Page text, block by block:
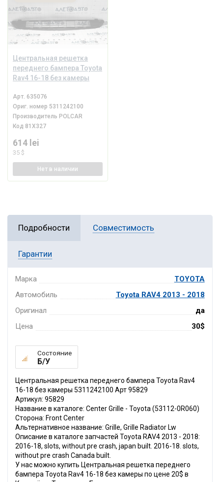
Центральная решетка
переднего бампера Toyota
Rav4 16-18 без камеры
Арт. 635076
Ориг. номер 5311242100
Производитель POLCAR
Код 81X327
614 lei
35 $
Нет в наличии
Подробности Совместимость
Гарантии
Марка
TOYOTA
Автомобиль
Toyota RAV4 2013 - 2018
Оригинал
да
Цена
30$
Состояние
Б/У
Центральная решетка переднего бампера Toyota Rav4
16-18 без камеры 5311242100 Арт 95829
Артикул: 95829
Название в каталоге: Center Grille - Toyota (53112-0R060)
Сторона: Front Center
Альтернативное название: Grille, Grille Radiator Lw
Описание в каталоге запчастей Toyota RAV4 2013 - 2018:
2016-18, slots, without pre crash, japan built. 2016-18. slots,
without pre crash Canada built.
У нас можно купить Центральная решетка переднего
бампера Toyota Rav4 16-18 без камеры по цене 20$ в